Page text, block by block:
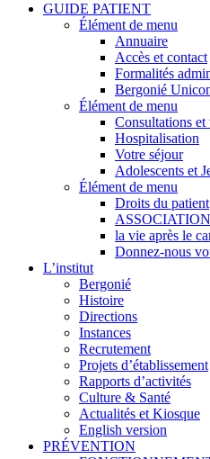
GUIDE PATIENT
Élément de menu
Annuaire
Accès et contact
Formalités
Bergonié
Élément de menu
Consultations et
Hospitalisation
Votre séjour
Adolescents et
Élément de menu
Droits du patient
la vie après le
Donnez-nous
L’institut
Bergonié
Histoire
Directions
Instances
Recrutement
Projets d’établissement
Rapports d’activités
Culture & Santé
Actualités et Kiosque
English version
PRÉVENTION